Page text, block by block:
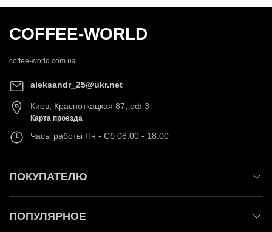
COFFEE-WORLD
coffee-world.com.ua
aleksandr_25@ukr.net
Киев Красноткацкая 87, оф 3
Карта проезда
Часы работы Пн - Сб 08:00 - 18:00
ПОКУПАТЕЛЮ
ПОПУЛЯРНОЕ